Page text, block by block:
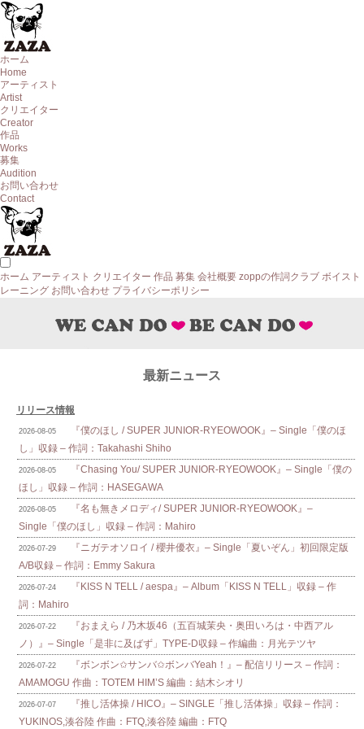
ホーム
Home
アーティスト
Artist
クリエイター
Creator
作品
Works
募集
Audition
お問い合わせ
Contact
ホーム アーティスト クリエイター 作品 募集 会社概要 zoppの作詞クラブ ボイスト
レーニング お問い合わせ プライバシーポリシー
最新ニュース
リリース情報
2026-08-05
『僕のほし / SUPER JUNIOR-RYEOWOOK』– Single「僕のほ
し」収録 – 作詞：Takahashi Shiho
2026-08-05
『Chasing You/ SUPER JUNIOR-RYEOWOOK』– Single「僕の
ほし」収録 – 作詞：HASEGAWA
2026-08-05
『名も無きメロディ/ SUPER JUNIOR-RYEOWOOK』–
Single「僕のほし」収録 – 作詞：Mahiro
2026-07-29
『ニガテオソロイ / 櫻井優衣』– Single「夏いぞん」初回限定版
A/B収録 – 作詞：Emmy Sakura
2026-07-24
『KISS N TELL / aespa』– Album「KISS N TELL」収録 – 作
詞：Mahiro
2026-07-22
『おまえら / 乃木坂46（五百城茉央・奥田いろは・中西アル
ノ）』– Single「是非に及ばず」TYPE-D収録 – 作編曲：月光テツヤ
2026-07-22
『ボンボン✩サンバ✩ボンバYeah！』– 配信リリース – 作詞：
AMAMOGU 作曲：TOTEM HIM’S 編曲：結木シオリ
2026-07-07
『推し活体操 / HICO』– SINGLE「推し活体操」収録 – 作詞：
YUKINOS,湊谷陸 作曲：FTQ,湊谷陸 編曲：FTQ